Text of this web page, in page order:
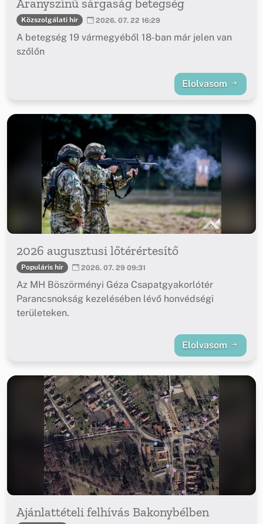
Aranyszínű sárgaság betegség
Közszolgálati hír 2026. 07. 22 16:29
A betegség 19 vármegyéből 18-ban már jelen van
szőlőn
Elolvasom
2026 augusztusi lőtérértesítő
Populáris hír 2026. 07. 29 09:31
Az MH Böszörményi Géza Csapatgyakorlótér
Parancsnokság kezelésében lévő honvédségi
területeken.
Elolvasom
Ajánlattételi felhívás Bakonybélben